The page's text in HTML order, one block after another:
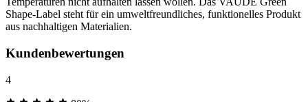
Shape-Label steht für ein umweltfreundliches, funktionelles Produkt
aus nachhaltigen Materialien.
Kundenbewertungen
4